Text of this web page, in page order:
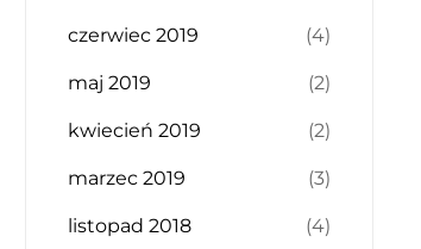
czerwiec 2019 (4)
maj 2019 (2)
kwiecień 2019 (2)
marzec 2019 (3)
listopad 2018 (4)